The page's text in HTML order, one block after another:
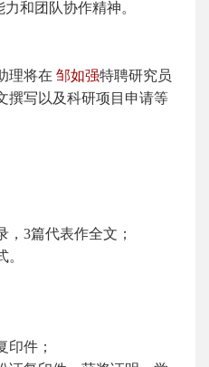
和团队协作精神。
理将在 邹如强特聘研究员
撰写以及科研项目申请等
3篇代表作全文；
。
印件；